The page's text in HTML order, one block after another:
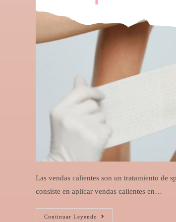
Las vendas calientes son un tratamiento de
consiste en aplicar vendas calientes en…
Continuar Leyendo